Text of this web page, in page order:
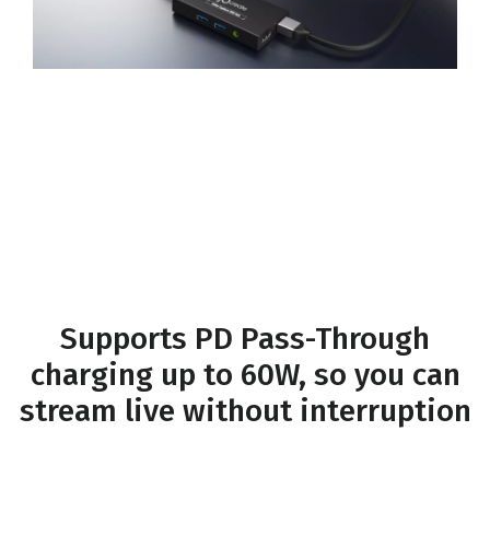
Supports PD Pass-Through
charging up to 60W, so you can
stream live without interruption